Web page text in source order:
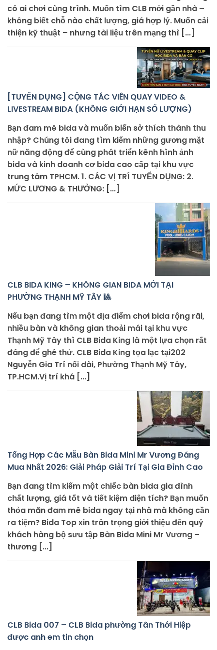
có ai chơi cùng trình. Muốn tìm CLB mới gần nhà –
không biết chỗ nào chất lượng, giá hợp lý. Muốn cải
thiện kỹ thuật – nhưng tài liệu trên mạng thì [...]
[TUYỂN DỤNG] CỘNG TÁC VIÊN QUAY VIDEO &
LIVESTREAM BIDA (KHÔNG GIỚI HẠN SỐ LƯỢNG)
Bạn đam mê bida và muốn biến sở thích thành thu
nhập? Chúng tôi đang tìm kiếm những gương mặt
nữ năng động để cùng phát triển kênh hình ảnh
bida và kinh doanh cơ bida cao cấp tại khu vực
trung tâm TPHCM. 1. CÁC VỊ TRÍ TUYỂN DỤNG: 2.
MỨC LƯƠNG & THƯỞNG: [...]
CLB BIDA KING – KHÔNG GIAN BIDA MỚI TẠI
PHƯỜNG THẠNH MỸ TÂY 🎱
Nếu bạn đang tìm một địa điểm chơi bida rộng rãi,
nhiều bàn và không gian thoải mái tại khu vực
Thạnh Mỹ Tây thì CLB Bida King là một lựa chọn rất
đáng để ghé thử. CLB Bida King tọa lạc tại202
Nguyễn Gia Trí nối dài, Phường Thạnh Mỹ Tây,
TP.HCM.Vị trí khá [...]
Tổng Hợp Các Mẫu Bàn Bida Mini Mr Vương Đáng
Mua Nhất 2026: Giải Pháp Giải Trí Tại Gia Đỉnh Cao
Bạn đang tìm kiếm một chiếc bàn bida gia đình
chất lượng, giá tốt và tiết kiệm diện tích? Bạn muốn
thỏa mãn đam mê bida ngay tại nhà mà không cần
ra tiệm? Bida Top xin trân trọng giới thiệu đến quý
khách hàng bộ sưu tập Bàn Bida Mini Mr Vương –
thương [...]
CLB Bida 007 – CLB Bida phường Tân Thới Hiệp
được anh em tin chọn